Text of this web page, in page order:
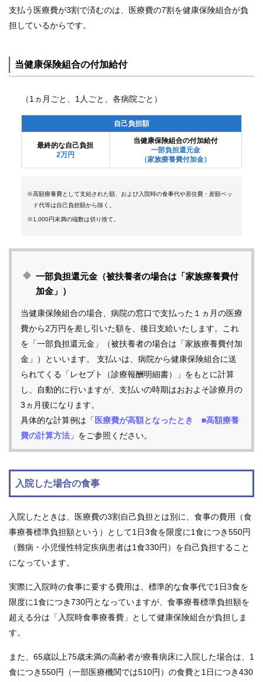
支払う医療費が3割で済むのは、医療費の7割を健康保険組合が負
担しているからです。
当健康保険組合の付加給付
（1ヵ月ごと、1人ごと、各病院ごと）
自己負担額
最終的な自己負担
2万円
当健康保険組合の付加給付
一部負担還元金
（家族療養費付加金）
※高額療養費として支給された額、および入院時の食事代や居住費・差額ベッ
ド代等は自己負担額から除く。
※1,000円未満の端数は切り捨て。
一部負担還元金（被扶養者の場合は「家族療養費付
加金」）
当健康保険組合の場合、病院の窓口で支払った１ヵ月の医療
費から2万円を差し引いた額を、後日支給いたします。これ
を「一部負担還元金」（被扶養者の場合は「家族療養費付加
金」）といいます。 支払いは、病院から健康保険組合に送
られてくる「レセプト（診療報酬明細書）」をもとに計算
し、自動的に行いますが、支払いの時期はおおよそ診療月の
3ヵ月後になります。
具体的な計算例は「 医療費が高額となったとき ■高額療養
費の計算方法 」をご参照ください。
入院した場合の食事
入院したときは、医療費の3割自己負担とは別に、食事の費用（食
事療養標準負担額という）として1日3食を限度に1食につき550円
（難病・小児慢性特定疾病患者は1食330円）を自己負担すること
になっています。
実際に入院時の食事に要する費用は、標準的な食事代で1日3食を
限度に1食につき730円となっていますが、食事療養標準負担額を
超える分は「入院時食事療養費」として健康保険組合が負担しま
す。
また、65歳以上75歳未満の高齢者が療養病床に入院した場合は、1
食につき550円（一部医療機関では510円）の食費と1日につき430